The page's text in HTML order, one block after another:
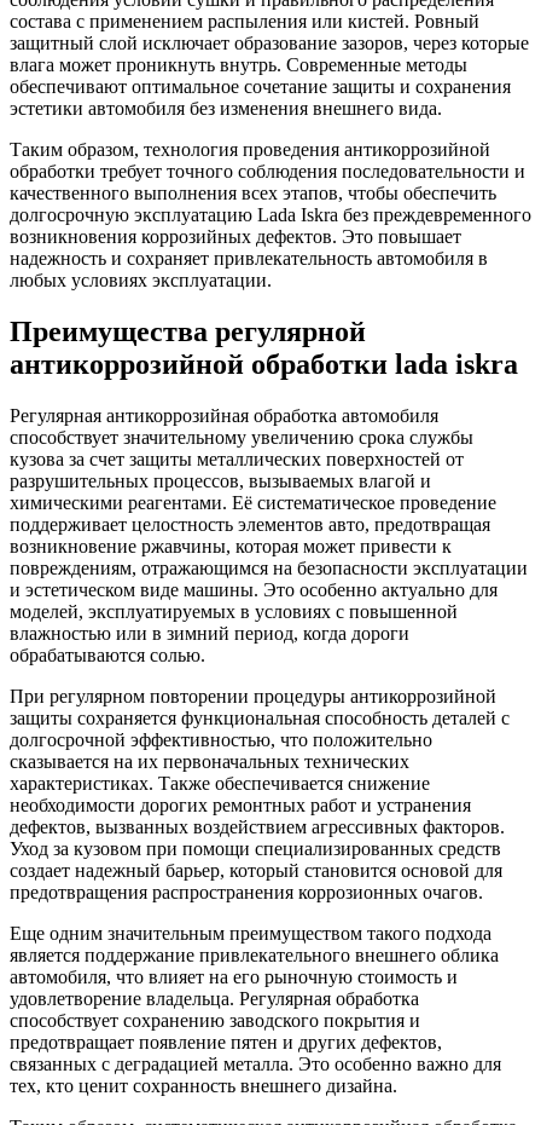
состава с применением распыления или кистей. Ровный
защитный слой исключает образование зазоров, через которые
влага может проникнуть внутрь. Современные методы
обеспечивают оптимальное сочетание защиты и сохранения
эстетики автомобиля без изменения внешнего вида.
Таким образом, технология проведения антикоррозийной
обработки требует точного соблюдения последовательности и
качественного выполнения всех этапов, чтобы обеспечить
долгосрочную эксплуатацию Lada Iskra без преждевременного
возникновения коррозийных дефектов. Это повышает
надежность и сохраняет привлекательность автомобиля в
любых условиях эксплуатации.
Преимущества регулярной
антикоррозийной обработки lada iskra
Регулярная антикоррозийная обработка автомобиля
способствует значительному увеличению срока службы
кузова за счет защиты металлических поверхностей от
разрушительных процессов, вызываемых влагой и
химическими реагентами. Её систематическое проведение
поддерживает целостность элементов авто, предотвращая
возникновение ржавчины, которая может привести к
повреждениям, отражающимся на безопасности эксплуатации
и эстетическом виде машины. Это особенно актуально для
моделей, эксплуатируемых в условиях с повышенной
влажностью или в зимний период, когда дороги
обрабатываются солью.
При регулярном повторении процедуры антикоррозийной
защиты сохраняется функциональная способность деталей с
долгосрочной эффективностью, что положительно
сказывается на их первоначальных технических
характеристиках. Также обеспечивается снижение
необходимости дорогих ремонтных работ и устранения
дефектов, вызванных воздействием агрессивных факторов.
Уход за кузовом при помощи специализированных средств
создает надежный барьер, который становится основой для
предотвращения распространения коррозионных очагов.
Еще одним значительным преимуществом такого подхода
является поддержание привлекательного внешнего облика
автомобиля, что влияет на его рыночную стоимость и
удовлетворение владельца. Регулярная обработка
способствует сохранению заводского покрытия и
предотвращает появление пятен и других дефектов,
связанных с деградацией металла. Это особенно важно для
тех, кто ценит сохранность внешнего дизайна.